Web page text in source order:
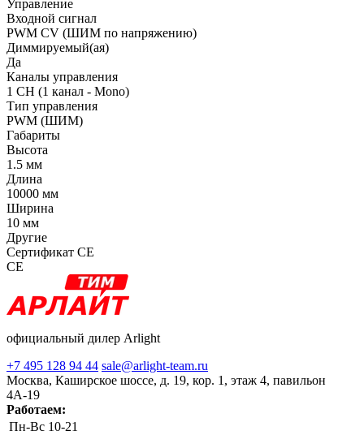
Управление
Входной сигнал
PWM СV (ШИМ по напряжению)
Диммируемый(ая)
Да
Каналы управления
1 CH (1 канал - Mono)
Тип управления
PWM (ШИМ)
Габариты
Высота
1.5 мм
Длина
10000 мм
Ширина
10 мм
Другие
Сертификат CE
CE
официальный дилер Arlight
+7 495 128 94 44 sale@arlight-team.ru
Москва, Каширское шоссе, д. 19, кор. 1, этаж 4, павильон
4А-19
Работаем:
Пн-Вс 10-21